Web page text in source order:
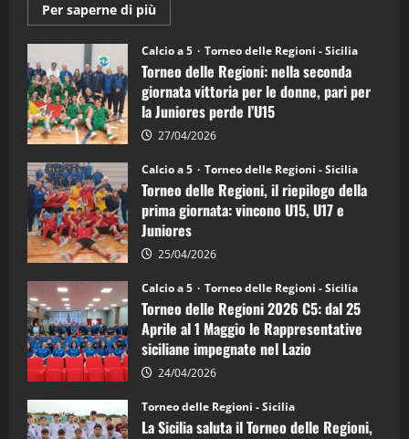
Per saperne di più
informazioni
Torneo
delle
Regioni
di
calcio
a
5:
la
Juniores
è
vicecampione
d’Italia
Calcio a 5 Torneo delle Regioni - Sicilia
Torneo delle Regioni: nella seconda
giornata vittoria per le donne, pari per
la Juniores perde l’U15
27/04/2026
Calcio a 5 Torneo delle Regioni - Sicilia
Torneo delle Regioni, il riepilogo della
prima giornata: vincono U15, U17 e
Juniores
25/04/2026
Calcio a 5 Torneo delle Regioni - Sicilia
Torneo delle Regioni 2026 C5: dal 25
Aprile al 1 Maggio le Rappresentative
siciliane impegnate nel Lazio
24/04/2026
Torneo delle Regioni - Sicilia
La Sicilia saluta il Torneo delle Regioni,